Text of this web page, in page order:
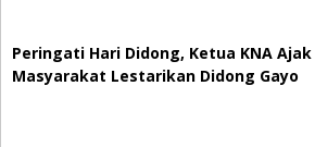
Peringati Hari Didong, Ketua KNA Ajak
Masyarakat Lestarikan Didong Gayo